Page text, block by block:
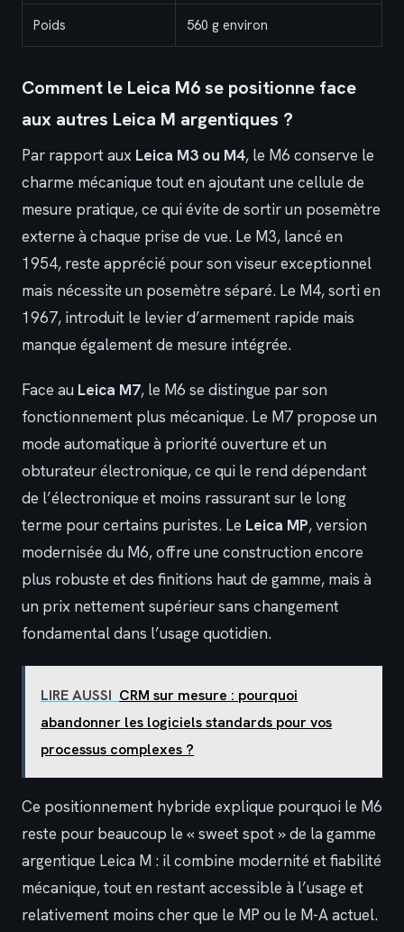
Poids 560 g environ
Comment le Leica M6 se positionne face
aux autres Leica M argentiques ?
Par rapport aux Leica M3 ou M4, le M6 conserve le
charme mécanique tout en ajoutant une cellule de
mesure pratique, ce qui évite de sortir un posemètre
externe à chaque prise de vue. Le M3, lancé en
1954, reste apprécié pour son viseur exceptionnel
mais nécessite un posemètre séparé. Le M4, sorti en
1967, introduit le levier d’armement rapide mais
manque également de mesure intégrée.
Face au Leica M7, le M6 se distingue par son
fonctionnement plus mécanique. Le M7 propose un
mode automatique à priorité ouverture et un
obturateur électronique, ce qui le rend dépendant
de l’électronique et moins rassurant sur le long
terme pour certains puristes. Le Leica MP, version
modernisée du M6, offre une construction encore
plus robuste et des finitions haut de gamme, mais à
un prix nettement supérieur sans changement
fondamental dans l’usage quotidien.
LIRE AUSSI CRM sur mesure : pourquoi
abandonner les logiciels standards pour vos
processus complexes ?
Ce positionnement hybride explique pourquoi le M6
reste pour beaucoup le « sweet spot » de la gamme
argentique Leica M : il combine modernité et fiabilité
mécanique, tout en restant accessible à l’usage et
relativement moins cher que le MP ou le M-A actuel.